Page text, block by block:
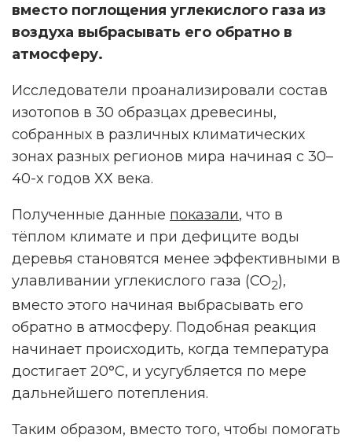
вместо поглощения углекислого газа из
воздуха выбрасывать его обратно в
атмосферу.
Исследователи проанализировали состав
изотопов в 30 образцах древесины,
собранных в различных климатических
зонах разных регионов мира начиная с 30–
40-х годов ХХ века.
Полученные данные показали, что в
тёплом климате и при дефиците воды
деревья становятся менее эффективными в
улавливании углекислого газа (CO2),
вместо этого начиная выбрасывать его
обратно в атмосферу. Подобная реакция
начинает происходить, когда температура
достигает 20°C, и усугубляется по мере
дальнейшего потепления.
Таким образом, вместо того, чтобы помогать